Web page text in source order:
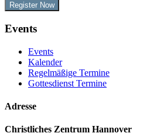
Register Now
Events
Events
Kalender
Regelmäßige Termine
Gottesdienst Termine
Adresse
Christliches Zentrum Hannover